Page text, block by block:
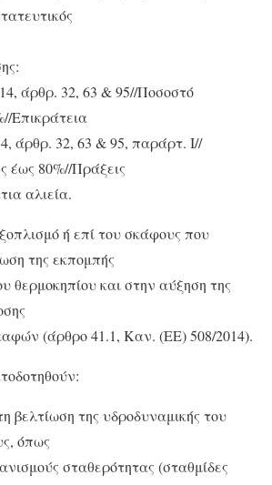
άρθρ. 32, 63 & 95//Ποσoστό
Επικράτεια
άρθρ. 32, 63 & 95, παράρτ. Ι//
έως 80%//Πράξεις
αλιεία.
ή επί του σκάφους που
της εκπομπής
θερμοκηπίου και στην αύξηση της
(άρθρο 41.1, Καν. (ΕΕ) 508/2014).
βελτίωση της υδροδυναμικής του
όπως
σταθερότητας (σταθμίδες